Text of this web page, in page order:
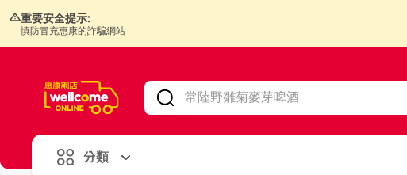
重要安全提示:
慎防冒充惠康的詐騙網站
分類